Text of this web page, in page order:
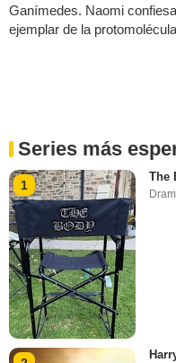
Ganímedes. Naomi
ejemplar de la
Series más
1
The